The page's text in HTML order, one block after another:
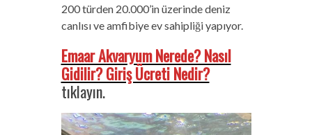
200 türden 20.000’in üzerinde deniz
canlısı ve amfibiye ev sahipliği yapıyor.
Emaar Akvaryum Nerede? Nasıl
Gidilir? Giriş Ücreti Nedir?
tıklayın.